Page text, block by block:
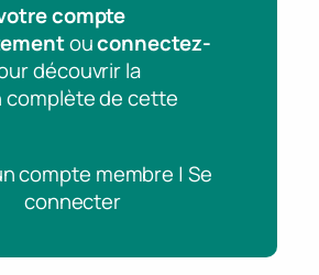
compte
ouconnectez-
découvrir la
complète de cette
compte membre | Se
connecter